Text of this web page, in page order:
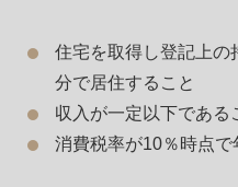
住宅を取得し登記上の
分で居住すること
収入が一定以下である
消費税率が10％時点